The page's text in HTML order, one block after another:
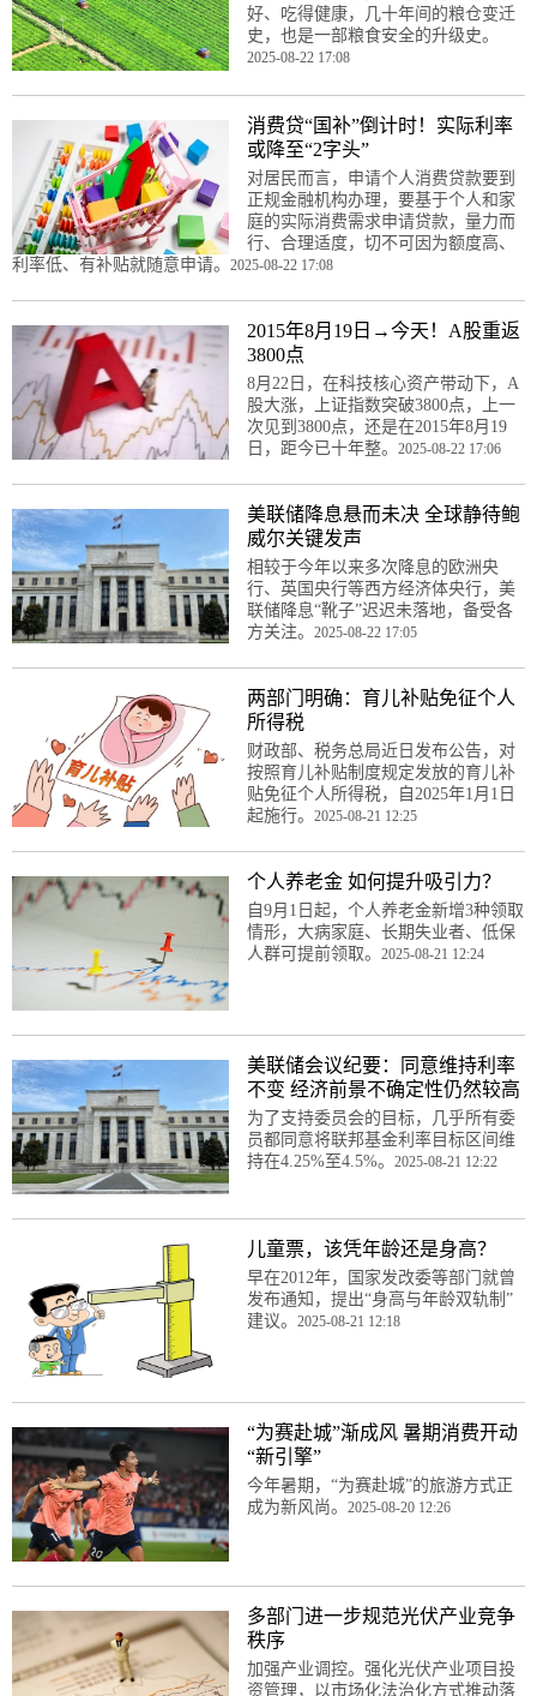
好、吃得健康，几十年间的粮仓变迁
史，也是一部粮食安全的升级史。
2025-08-22 17:08
消费贷“国补”倒计时！实际利率
或降至“2字头”
对居民而言，申请个人消费贷款要到
正规金融机构办理，要基于个人和家
庭的实际消费需求申请贷款，量力而
行、合理适度，切不可因为额度高、
利率低、有补贴就随意申请。 2025-08-22 17:08
2015年8月19日→今天！A股重返
3800点
8月22日，在科技核心资产带动下，A
股大涨，上证指数突破3800点，上一
次见到3800点，还是在2015年8月19
日，距今已十年整。 2025-08-22 17:06
美联储降息悬而未决 全球静待鲍
威尔关键发声
相较于今年以来多次降息的欧洲央
行、英国央行等西方经济体央行，美
联储降息“靴子”迟迟未落地，备受各
方关注。 2025-08-22 17:05
两部门明确：育儿补贴免征个人
所得税
财政部、税务总局近日发布公告，对
按照育儿补贴制度规定发放的育儿补
贴免征个人所得税，自2025年1月1日
起施行。 2025-08-21 12:25
个人养老金 如何提升吸引力？
自9月1日起，个人养老金新增3种领取
情形，大病家庭、长期失业者、低保
人群可提前领取。 2025-08-21 12:24
美联储会议纪要：同意维持利率
不变 经济前景不确定性仍然较高
为了支持委员会的目标，几乎所有委
员都同意将联邦基金利率目标区间维
持在4.25%至4.5%。 2025-08-21 12:22
儿童票，该凭年龄还是身高？
早在2012年，国家发改委等部门就曾
发布通知，提出“身高与年龄双轨制”
建议。 2025-08-21 12:18
“为赛赴城”渐成风 暑期消费开动
“新引擎”
今年暑期，“为赛赴城”的旅游方式正
成为新风尚。 2025-08-20 12:26
多部门进一步规范光伏产业竞争
秩序
加强产业调控。强化光伏产业项目投
资管理，以市场化法治化方式推动落